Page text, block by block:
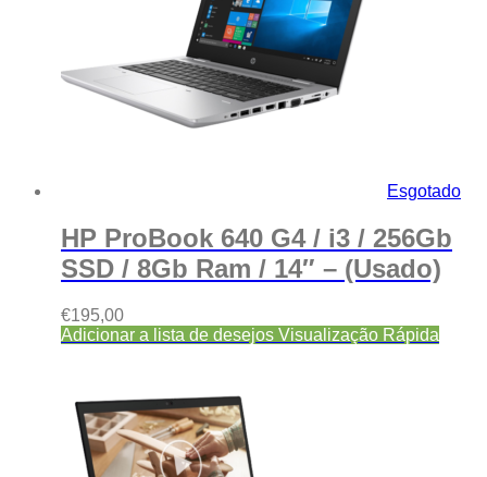
Esgotado
HP ProBook 640 G4 / i3 / 256Gb
SSD / 8Gb Ram / 14″ – (Usado)
€195,00
Adicionar a lista de desejos Visualização Rápida